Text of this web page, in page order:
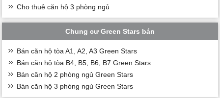
Cho thuê căn hộ 3 phòng ngủ
Chung cư Green Stars bán
Bán căn hộ tòa A1, A2, A3 Green Stars
Bán căn hộ tòa B4, B5, B6, B7 Green Stars
Bán căn hộ 2 phòng ngủ Green Stars
Bán căn hộ 3 phòng ngủ Green Stars